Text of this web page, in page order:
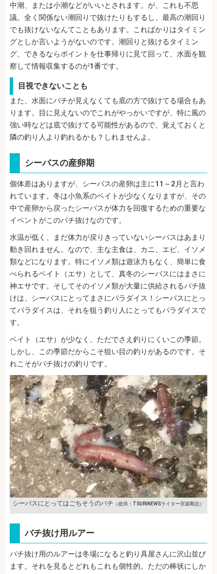
中潮、または小潮などがいいとされます。が、これも不思
議。全く関係ない潮回りで抜けたりもするし、最高の潮回り
でも抜けないなんてこともあります。こればかりはタイミン
グとしか言いようがないのです。潮回りと抜けるタイミン
グ、できるならポイントを仕事帰りに見て回って、水面を観
察して情報収集するのが1番です。
目視できないことも
また、水面にバチが見えなくても底の方で抜けてる場合もあ
ります。目に見えないのでこれがやっかいですが、特に風の
強い時などは底で抜けてる可能性があるので、覚えておくと
隣の釣り人より釣れるかも？しれませんよ。
シーバスの産卵期
個体差はありますが、シーバスの産卵は主に11～2月と言わ
れています。冬は小魚系のベイトが少なくなりますが、その
中で産卵から戻ったシーバスが体力を回復するための重要な
イベントがこのバチ抜けなのです。
水温が低く、まだ体力が戻りきっていないシーバスはあまり
動き回れません。なので、主な主食は、カニ、エビ、イソメ
類などになります。特にイソメ類は遊泳力もなく、簡単に食
べられるベイト（エサ）として、真冬のシーバスにはまさに
神エサです。そしてそのイソメ類が大量に供給されるバチ抜
けは、シーバスにとってまさにパラダイス！シーバスにとっ
てパラダイスは、それを狙う釣り人にとってもパラダイスで
す。
ベイト（エサ）が少なく、ただでさえ釣りにくいこの季節。
しかし、この季節だからこそ狙い目の釣りがあるのです。そ
れこそがバチ抜けの釣りです。
シーバスにとってはごちそうのバチ （提供：TSURINEWSライター宮坂剛志）
バチ抜け用ルアー
バチ抜け用のルアーは冬場になると釣り具屋さんに沢山並び
ます。それを見るとどれもこれも個性的。ただの棒状にしか